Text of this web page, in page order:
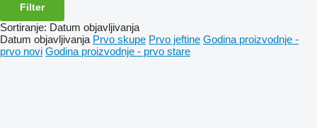
Filter
Sortiranje: Datum objavljivanja
Datum objavljivanja Prvo skupe Prvo jeftine Godina proizvodnje -
prvo novi Godina proizvodnje - prvo stare